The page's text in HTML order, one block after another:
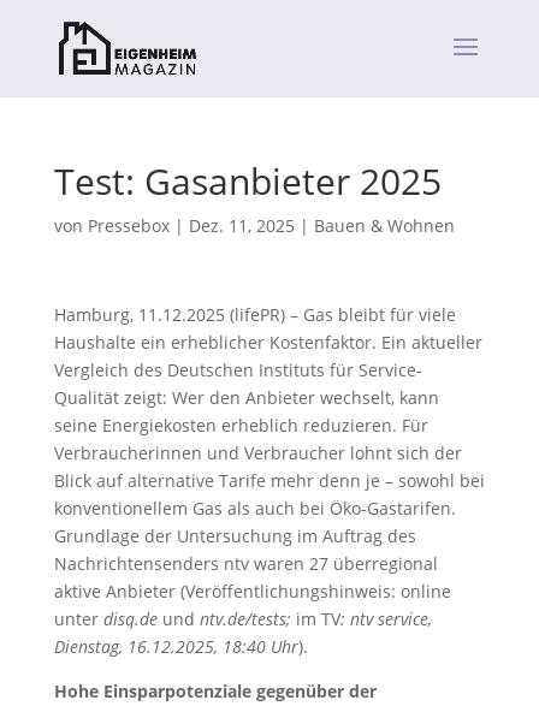
Test: Gasanbieter 2025
von Pressebox| Dez. 11, 2025 | Bauen & Wohnen
Hamburg, 11.12.2025 (lifePR) – Gas bleibt für viele
Haushalte ein erheblicher Kostenfaktor. Ein aktueller
Vergleich des Deutschen Instituts für Service-
Qualität zeigt: Wer den Anbieter wechselt, kann
seine Energiekosten erheblich reduzieren. Für
Verbraucherinnen und Verbraucher lohnt sich der
Blick auf alternative Tarife mehr denn je – sowohl bei
konventionellem Gas als auch bei Öko-Gastarifen.
Grundlage der Untersuchung im Auftrag des
Nachrichtensenders ntv waren 27 überregional
aktive Anbieter (Veröffentlichungshinweis: online
unterdisq.de und ntv.de/tests; im TV: ntv service,
Dienstag, 16.12.2025, 18:40 Uhr).
Hohe Einsparpotenziale gegenüber der